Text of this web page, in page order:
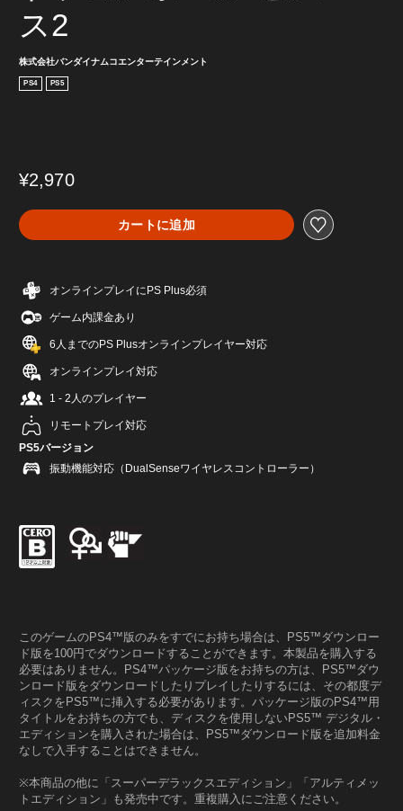
ス2
株式会社バンダイナムコエンターテインメント
PS4 PS5
¥2,970
カートに追加
オンラインプレイにPS Plus必須
ゲーム内課金あり
6人までのPS Plusオンラインプレイヤー対応
オンラインプレイ対応
1 - 2人のプレイヤー
リモートプレイ対応
PS5バージョン
振動機能対応（DualSenseワイヤレスコントローラー）
このゲームのPS4™版のみをすでにお持ち場合は、PS5™ダウンロー
ド版を100円でダウンロードすることができます。本製品を購入する
必要はありません。PS4™パッケージ版をお持ちの方は、PS5™ダウ
ンロード版をダウンロードしたりプレイしたりするには、その都度デ
ィスクをPS5™に挿入する必要があります。パッケージ版のPS4™用
タイトルをお持ちの方でも、ディスクを使用しないPS5™ デジタル・
エディションを購入された場合は、PS5™ダウンロード版を追加料金
なしで入手することはできません。
※本商品の他に「スーパーデラックスエディション」「アルティメッ
トエディション」も発売中です。重複購入にご注意ください。